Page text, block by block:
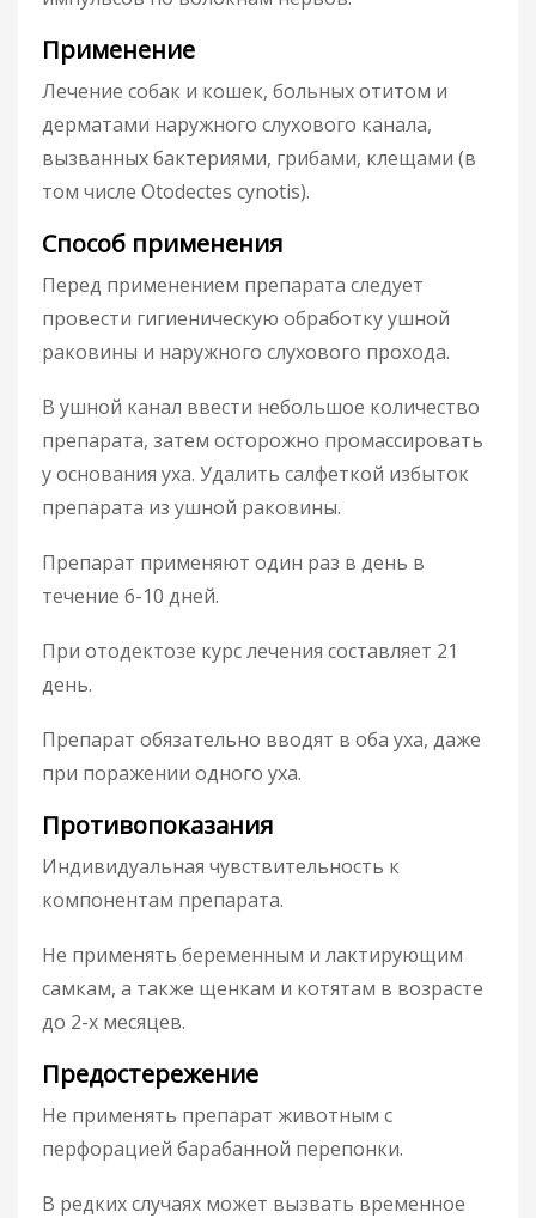
Применение
Лечение собак и кошек, больных отитом и
дерматами наружного слухового канала,
вызванных бактериями, грибами, клещами (в
том числе Otodectes cynotis).
Способ применения
Перед применением препарата следует
провести гигиеническую обработку ушной
раковины и наружного слухового прохода.
В ушной канал ввести небольшое количество
препарата, затем осторожно промассировать
у основания уха. Удалить салфеткой избыток
препарата из ушной раковины.
Препарат применяют один раз в день в
течение 6-10 дней.
При отодектозе курс лечения составляет 21
день.
Препарат обязательно вводят в оба уха, даже
при поражении одного уха.
Противопоказания
Индивидуальная чувствительность к
компонентам препарата.
Не применять беременным и лактирующим
самкам, а также щенкам и котятам в возрасте
до 2-х месяцев.
Предостережение
Не применять препарат животным с
перфорацией барабанной перепонки.
В редких случаях может вызвать временное